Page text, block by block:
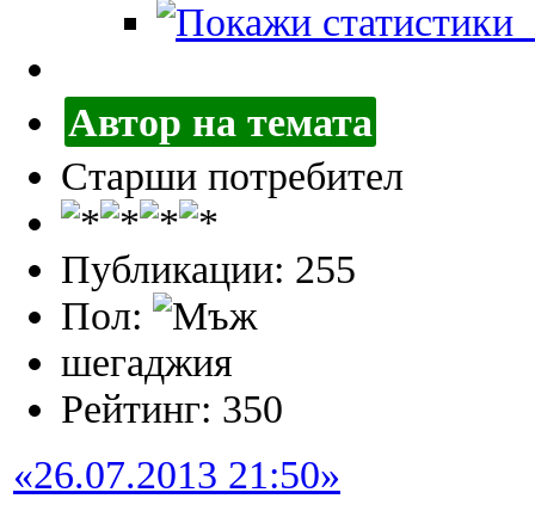
Автор на темата
Старши потребител
Публикации: 255
Пол:
шегаджия
Рейтинг: 350
«26.07.2013 21:50»